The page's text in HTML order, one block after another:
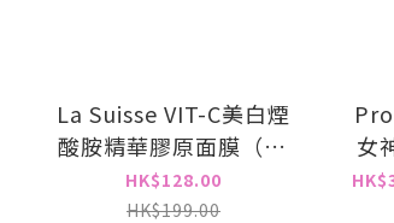
La Suisse VIT-C美白煙
酸胺精華膠原面膜️（10
片）
HK$128.00
HK$199.00
女